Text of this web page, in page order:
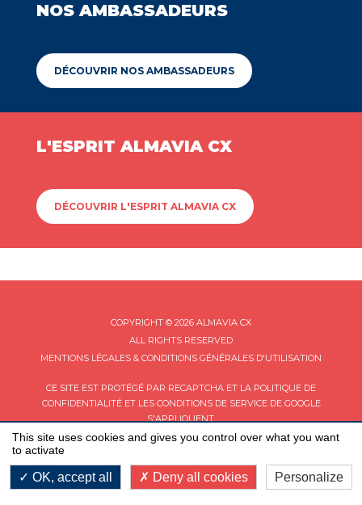
NOS AMBASSADEURS
DÉCOUVRIR NOS AMBASSADEURS
L'ESPRIT ALMAVIA CX
DÉCOUVRIR L'ESPRIT ALMAVIA CX
COPYRIGHT © 2026 ALMAVIA CX
ALL RIGHTS RESERVED
MENTIONS LÉGALES & CONDITIONS GÉNÉRALES D'UTILISATION
CE SITE EST PROTÉGÉ PAR RECAPTCHA ET LA POLITIQUE DE
CONFIDENTIALITÉET LES CONDITIONS DE SERVICEDE GOOGLE
S'APPLIQUENT.
This site uses cookies and gives you control over what you want
to activate
OK, accept all Deny all cookies Personalize